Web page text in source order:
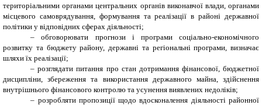
територіальними органами центральних органів виконавчої влади, органами
місцевого самоврядування, формування та реалізації в районі державної
політики у відповідних сферах діяльності;
– обговорювати прогнози і програми соціально-економічного
розвитку та бюджету району, державні та регіональні програми, визначає
шляхи їх реалізації;
– розглядати питання про стан дотримання фінансової, бюджетної
дисципліни, збереження та використання державного майна, здійснення
внутрішнього фінансового контролю та усунення виявлених недоліків;
– розробляти пропозиції щодо вдосконалення діяльності районної